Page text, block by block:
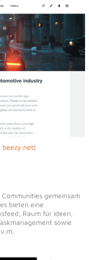
beezy.net)
gemeinsam
bieten eine
Raum für Ideen,
sowie